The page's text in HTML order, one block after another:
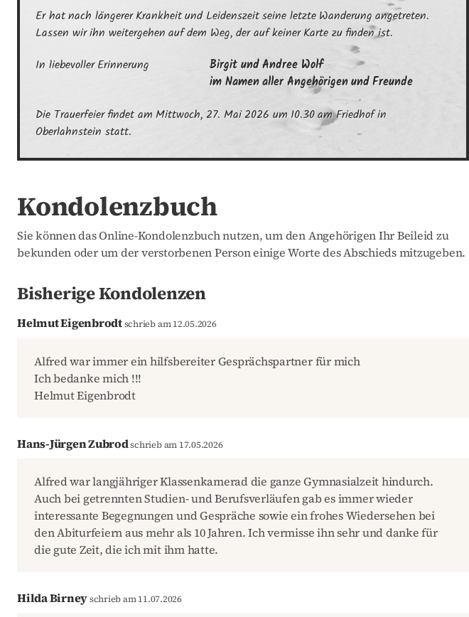
Er hat nach längerer Krankheit und Leidenszeit seine letzte Wanderung angetreten.
Lassen wir ihn weitergehen auf dem Weg, der auf keiner Karte zu finden ist.
In liebevoller Erinnerung
Birgit und Andree Wolf
im Namen aller Angehörigen und Freunde
Die Trauerfeier findet am Mittwoch, 27. Mai 2026 um 10.30 am Friedhof in
Oberlahnstein statt.
Kondolenzbuch
Sie können das Online-Kondolenzbuch nutzen, um den Angehörigen Ihr Beileid zu
bekunden oder um der verstorbenen Person einige Worte des Abschieds mitzugeben.
Bisherige Kondolenzen
Helmut Eigenbrodtschrieb am 12.05.2026
Alfred war immer ein hilfsbereiter Gesprächspartner für mich
Ich bedanke mich !!!
Helmut Eigenbrodt
Hans-Jürgen Zubrodschrieb am 17.05.2026
Alfred war langjähriger Klassenkamerad die ganze Gymnasialzeit hindurch.
Auch bei getrennten Studien- und Berufsverläufen gab es immer wieder
interessante Begegnungen und Gespräche sowie ein frohes Wiedersehen bei
den Abiturfeiern aus mehr als 10 Jahren. Ich vermisse ihn sehr und danke für
die gute Zeit, die ich mit ihm hatte.
Hilda Birneyschrieb am 11.07.2026